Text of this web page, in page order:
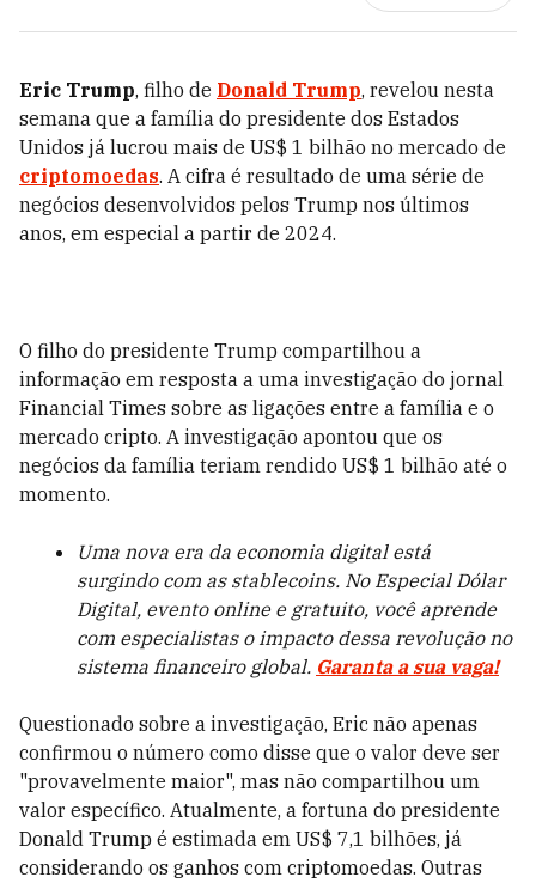
Eric Trump, filho de Donald Trump, revelou nesta
semana que a família do presidente dos Estados
Unidos já lucrou mais de US$ 1 bilhão no mercado de
criptomoedas. A cifra é resultado de uma série de
negócios desenvolvidos pelos Trump nos últimos
anos, em especial a partir de 2024.
O filho do presidente Trump compartilhou a
informação em resposta a uma investigação do jornal
Financial Times sobre as ligações entre a família e o
mercado cripto. A investigação apontou que os
negócios da família teriam rendido US$ 1 bilhão até o
momento.
Uma nova era da economia digital está
surgindo com as stablecoins. No Especial Dólar
Digital, evento online e gratuito, você aprende
com especialistas o impacto dessa revolução no
sistema financeiro global. Garanta a sua vaga!
Questionado sobre a investigação, Eric não apenas
confirmou o número como disse que o valor deve ser
"provavelmente maior", mas não compartilhou um
valor específico. Atualmente, a fortuna do presidente
Donald Trump é estimada em US$ 7,1 bilhões, já
considerando os ganhos com criptomoedas. Outras